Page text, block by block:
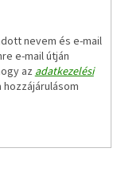
nevem és e-mail
e-mail útján
azadatkezelési